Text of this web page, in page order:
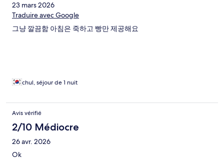
23 mars 2026
Traduire avec Google
그냥 깔끔함 아침은 죽하고 빵만 제공해요
chul, séjour de 1 nuit
Avis vérifié
2/10 Médiocre
26 avr. 2026
Ok